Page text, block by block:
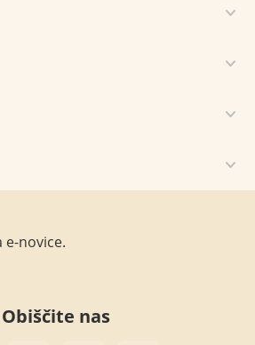
e-novice.
Obiščite nas